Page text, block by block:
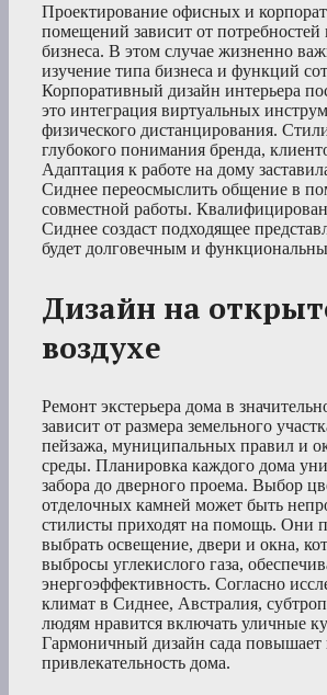
Проектирование офисных и
помещений зависит от потребностей
бизнеса. В этом случае жизненно
изучение типа бизнеса и функций
Корпоративный дизайн интерьера
это интеграция виртуальных
физического дистанцирования.
глубокого понимания бренда,
Адаптация к работе на дому
Сиднее переосмыслить общение в
совместной работы.
Сиднее создаст подходящее
будет долговечным и
Дизайн на
воздухе
Ремонт экстерьера дома в
зависит от размера земельного
пейзажа, муниципальных правил и
среды. Планировка каждого дома
забора до дверного проема. Выбор
отделочных камней может быть
стилисты приходят на помощь. Они
выбрать освещение, двери и окна,
выбросы углекислого газа,
энергоэффективность. Согласно
климат в Сиднее, Австралия,
людям нравится включать уличные
Гармоничный дизайн сада
привлекательность дома.